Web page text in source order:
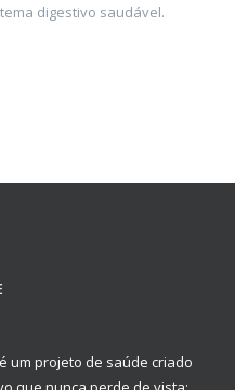
digestivo saudável.
um projeto de saúde criado